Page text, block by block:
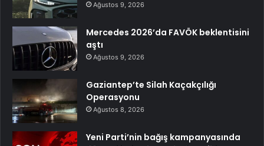
Ağustos 9, 2026
Mercedes 2026’da FAVÖK beklentisini
aştı
Ağustos 9, 2026
Gaziantep’te Silah Kaçakçılığı
Operasyonu
Ağustos 8, 2026
Yeni Parti’nin bağış kampanyasında